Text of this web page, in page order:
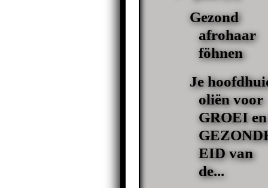
Gezond
afrohaar
föhnen
Je
oliën voor
GROEI en
EID van
de...